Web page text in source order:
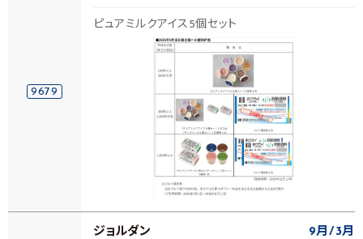
9679
ピュアミルクアイス5個セット
ジョルダン 9月 3月